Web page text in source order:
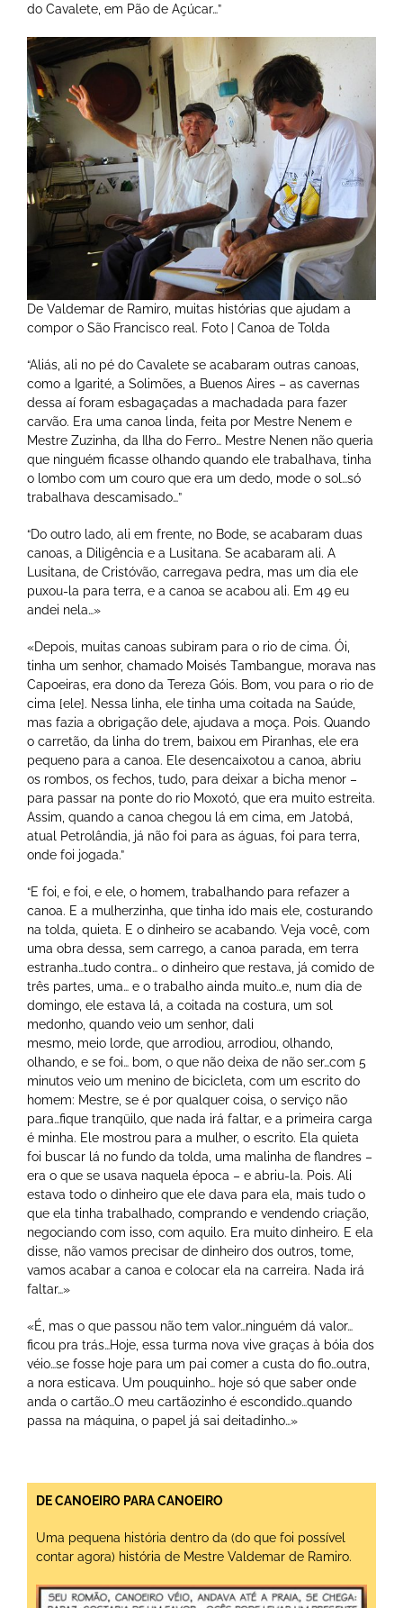
do Cavalete, em Pão de Açúcar…”
De Valdemar de Ramiro, muitas histórias que ajudam a
compor o São Francisco real. Foto | Canoa de Tolda
“Aliás, ali no pé do Cavalete se acabaram outras canoas,
como a Igarité, a Solimões, a Buenos Aires – as cavernas
dessa aí foram esbagaçadas a machadada para fazer
carvão. Era uma canoa linda, feita por Mestre Nenem e
Mestre Zuzinha, da Ilha do Ferro… Mestre Nenen não queria
que ninguém ficasse olhando quando ele trabalhava, tinha
o lombo com um couro que era um dedo, mode o sol…só
trabalhava descamisado…”
“Do outro lado, ali em frente, no Bode, se acabaram duas
canoas, a Diligência e a Lusitana. Se acabaram ali. A
Lusitana, de Cristóvão, carregava pedra, mas um dia ele
puxou-la para terra, e a canoa se acabou ali. Em 49 eu
andei nela…»
«Depois, muitas canoas subiram para o rio de cima. Ói,
tinha um senhor, chamado Moisés Tambangue, morava nas
Capoeiras, era dono da Tereza Góis. Bom, vou para o rio de
cima [ele]. Nessa linha, ele tinha uma coitada na Saúde,
mas fazia a obrigação dele, ajudava a moça. Pois. Quando
o carretão, da linha do trem, baixou em Piranhas, ele era
pequeno para a canoa. Ele desencaixotou a canoa, abriu
os rombos, os fechos, tudo, para deixar a bicha menor –
para passar na ponte do rio Moxotó, que era muito estreita.
Assim, quando a canoa chegou lá em cima, em Jatobá,
atual Petrolândia, já não foi para as águas, foi para terra,
onde foi jogada.”
“E foi, e foi, e ele, o homem, trabalhando para refazer a
canoa. E a mulherzinha, que tinha ido mais ele, costurando
na tolda, quieta. E o dinheiro se acabando. Veja você, com
uma obra dessa, sem carrego, a canoa parada, em terra
estranha…tudo contra… o dinheiro que restava, já comido de
três partes, uma… e o trabalho ainda muito…e, num dia de
domingo, ele estava lá, a coitada na costura, um sol
medonho, quando veio um senhor, dali
mesmo, meio lorde, que arrodiou, arrodiou, olhando,
olhando, e se foi… bom, o que não deixa de não ser…com 5
minutos veio um menino de bicicleta, com um escrito do
homem: Mestre, se é por qualquer coisa, o serviço não
para…fique tranqüilo, que nada irá faltar, e a primeira carga
é minha. Ele mostrou para a mulher, o escrito. Ela quieta
foi buscar lá no fundo da tolda, uma malinha de flandres –
era o que se usava naquela época – e abriu-la. Pois. Ali
estava todo o dinheiro que ele dava para ela, mais tudo o
que ela tinha trabalhado, comprando e vendendo criação,
negociando com isso, com aquilo. Era muito dinheiro. E ela
disse, não vamos precisar de dinheiro dos outros, tome,
vamos acabar a canoa e colocar ela na carreira. Nada irá
faltar…»
«É, mas o que passou não tem valor…ninguém dá valor…
ficou pra trás…Hoje, essa turma nova vive graças à bóia dos
véio…se fosse hoje para um pai comer a custa do fio…outra,
a nora esticava. Um pouquinho… hoje só que saber onde
anda o cartão…O meu cartãozinho é escondido…quando
passa na máquina, o papel já sai deitadinho…»
DE CANOEIRO PARA CANOEIRO
Uma pequena história dentro da (do que foi possível
contar agora) história de Mestre Valdemar de Ramiro.